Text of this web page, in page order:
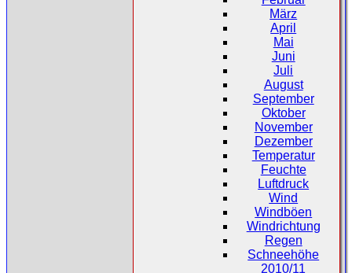
März
April
Mai
Juni
Juli
August
September
Oktober
November
Dezember
Temperatur
Feuchte
Luftdruck
Wind
Windböen
Windrichtung
Regen
Schneehöhe
2010/11